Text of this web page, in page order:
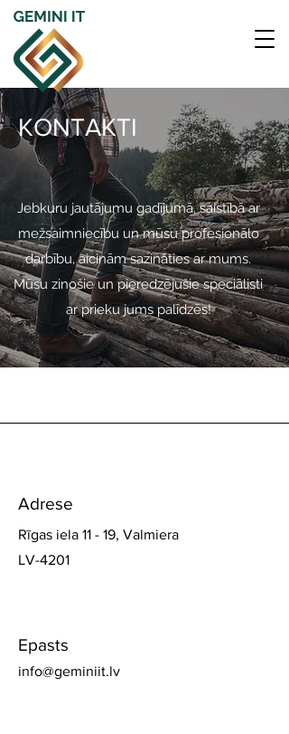
KONTAKTI
Jebkuru jautājumu gadījumā, saistībā ar
mežsaimniecību un mūsu profesionālo
darbību, aicinām sazināties ar mums.
Mūsu zinošie un pieredzējušie speciālisti
ar prieku jums palīdzēs!
Adrese
Rīgas iela 11 - 19, Valmiera
LV-4201
Epasts
info@geminiit.lv